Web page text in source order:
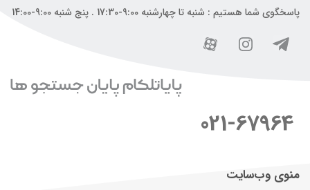
پاسخگوی شما هستیم : شنبه تا چهارشنبه 9:00-17:30 . پنج شنبه 9:00-14:00
021-67964
منوی وب‌سایت